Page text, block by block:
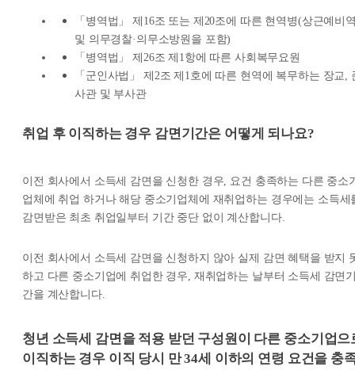
「병역법」 제16조 또는 제20조에 따른 현역병(상근예비
및 의무경찰·의무소방원을 포함)
「병역법」 제26조 제1항에 따른 사회복무요원
「군인사법」 제2조 제1호에 따른 현역에 복무하는 장교,
사관 및 부사관
취업 후 이직하는 경우 감면기간은 어떻게 되나요?
이전 회사에서 소득세 감면을 신청한 경우, 요건 충족하는 다른 중소
업체에 취업 하거나 해당 중소기업체에 재취업하는 경우에는 소득세
감면받은 최초 취업일부터 기간 중단 없이 계산합니다.
이전 회사에서 소득세 감면을 신청하지 않아 실제 감면 혜택을 받지
하고 다른 중소기업에 취업한 경우, 재취업하는 날부터 소득세 감면
간을 계산합니다.
청년 소득세 감면을 적용 받던 구성원이 다른 중소기업으
이직하는 경우 이직 당시 만 34세 이하의 연령 요건을 충